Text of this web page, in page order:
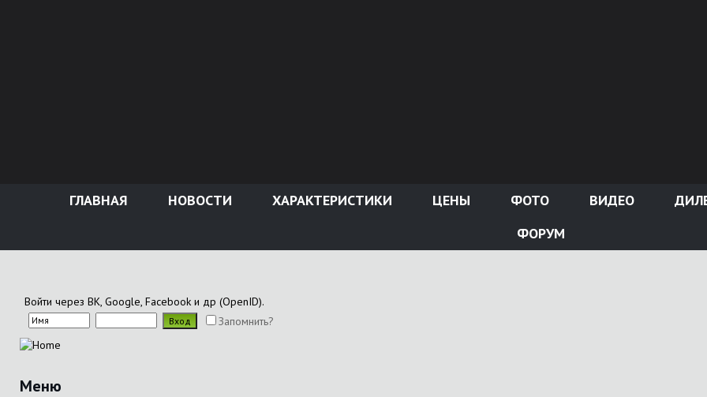
ГЛАВНАЯ НОВОСТИ ХАРАКТЕРИСТИКИ ЦЕНЫ ФОТО ВИДЕО
ФОРУМ
Войти через ВК, Google, Facebook и др (OpenID).
Запомнить?
Меню